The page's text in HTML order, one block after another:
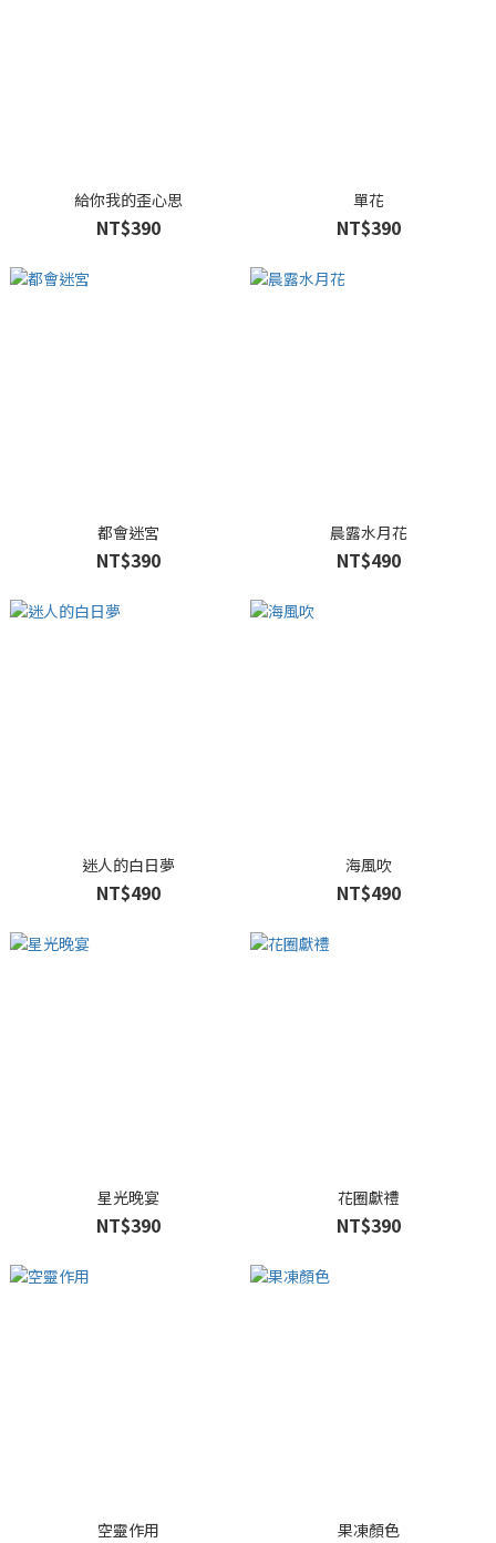
給你我的歪心思
NT$390
單花
NT$390
都會迷宮
NT$390
晨露水月花
NT$490
迷人的白日夢
NT$490
海風吹
NT$490
星光晚宴
NT$390
花圈獻禮
NT$390
空靈作用 果凍顏色